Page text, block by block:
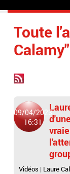
Toute
Calamy"
09/04/2023
16:31
Vidéos | Laure